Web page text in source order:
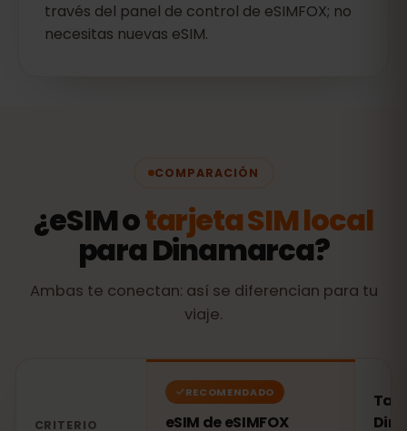
través del panel de control de eSIMFOX; no
necesitas nuevas eSIM.
COMPARACIÓN
¿eSIM otarjeta SIM local
para Dinamarca?
Ambas te conectan: así se diferencian para tu
viaje.
CRITERIO
RECOMENDADO
eSIM de eSIMFOX